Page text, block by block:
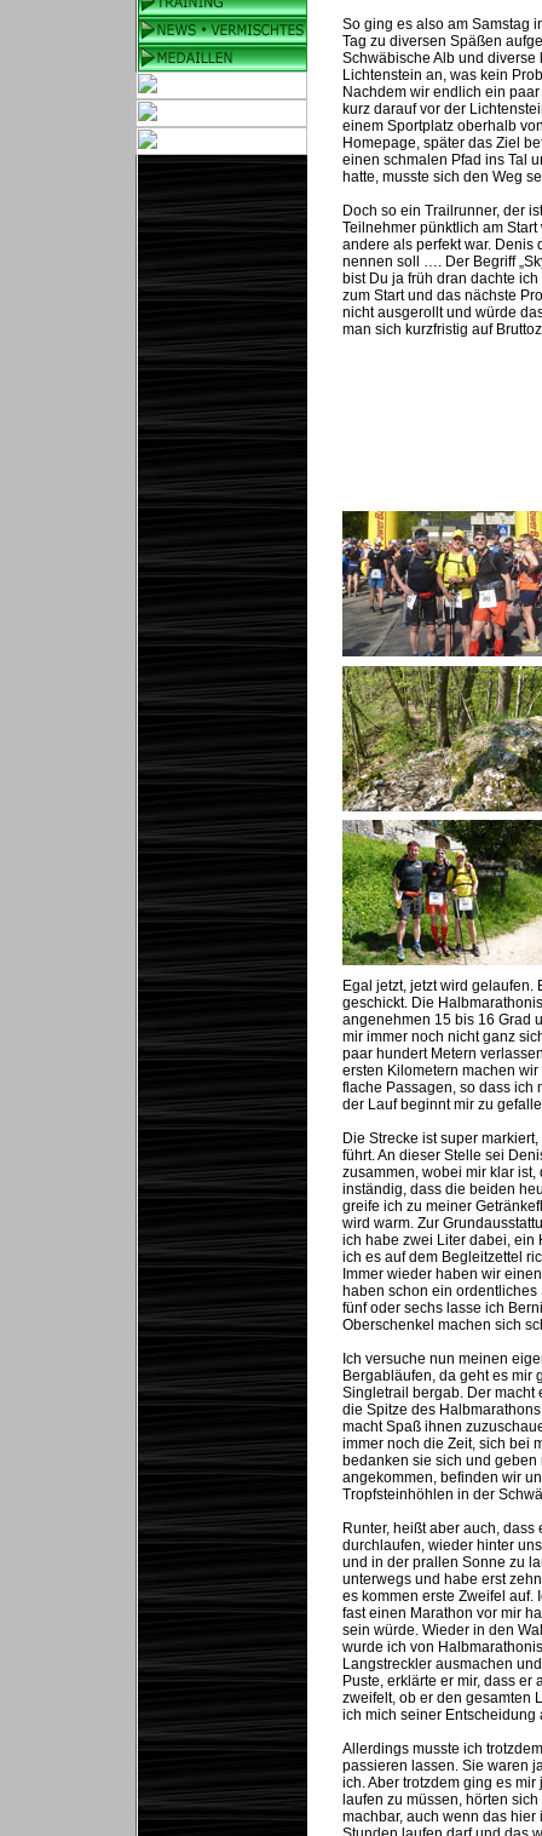
So ging es also am Samstag
Tag zu diversen Späßen
Schwäbische Alb und
Lichtenstein an, was kein
Nachdem wir endlich ein
kurz darauf vor der
einem Sportplatz oberhalb
Homepage, später das Ziel
einen schmalen Pfad ins Tal
hatte, musste sich den Weg
Doch so ein Trailrunner, der
Teilnehmer pünktlich am
andere als perfekt war. Denis
nennen soll …. Der Begriff
bist Du ja früh dran dachte
zum Start und das nächste
nicht ausgerollt und würde
man sich kurzfristig auf
Egal jetzt, jetzt wird
geschickt. Die
angenehmen 15 bis 16 Grad
mir immer noch nicht ganz
paar hundert Metern
ersten Kilometern machen
flache Passagen, so dass ich
der Lauf beginnt mir zu
Die Strecke ist super
führt. An dieser Stelle sei
zusammen, wobei mir klar
inständig, dass die beiden
greife ich zu meiner
wird warm. Zur
ich habe zwei Liter dabei, ein
ich es auf dem Begleitzettel
Immer wieder haben wir
haben schon ein
fünf oder sechs lasse ich
Oberschenkel machen sich
Ich versuche nun meinen
Bergabläufen, da geht es mir
Singletrail bergab. Der macht
die Spitze des
macht Spaß ihnen
immer noch die Zeit, sich bei
bedanken sie sich und
angekommen, befinden wir
Tropfsteinhöhlen in der
Runter, heißt aber auch,
durchlaufen, wieder hinter
und in der prallen Sonne zu
unterwegs und habe erst
es kommen erste Zweifel auf.
fast einen Marathon vor mir
sein würde. Wieder in den
wurde ich von
Langstreckler ausmachen
Puste, erklärte er mir, dass
zweifelt, ob er den gesamten
ich mich seiner
Allerdings musste ich
passieren lassen. Sie waren
ich. Aber trotzdem ging es
laufen zu müssen, hörten
machbar, auch wenn das